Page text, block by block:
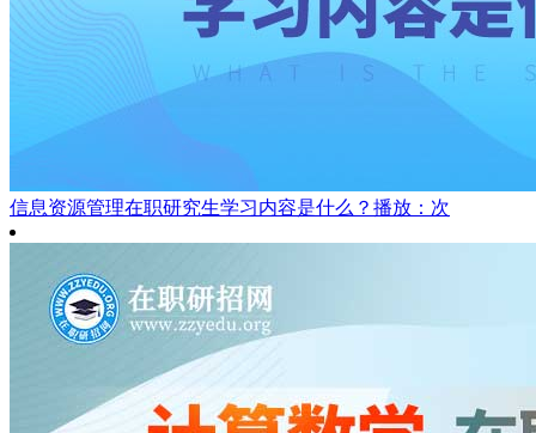
信息资源管理在职研究生学习内容是什么？ 播放：次